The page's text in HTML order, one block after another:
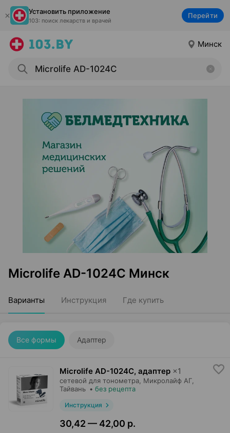
Установить приложение
103: поиск лекарств и врачей
Перейти
Минск
Microlife AD-1024C Минск
Варианты Инструкция Где купить
Все формы Адаптер
Microlife AD-1024C, адаптер ×1
сетевой для тонометра, Микролайф АГ
Тайвань • без рецепта
Инструкция
30,42 — 42,00 р.